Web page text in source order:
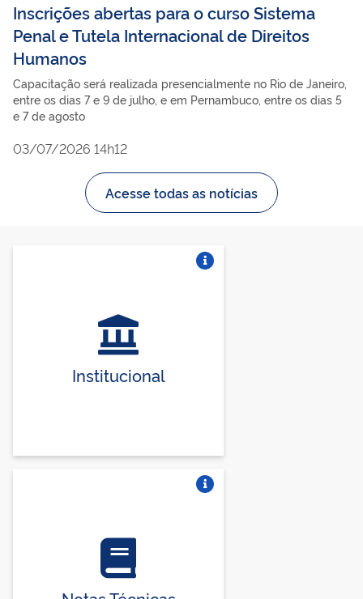
Inscrições abertas para o curso Sistema
Penal e Tutela Internacional de Direitos
Humanos
Capacitação será realizada presencialmente no Rio de Janeiro,
entre os dias 7 e 9 de julho, e em Pernambuco, entre os dias 5
e 7 de agosto
03/07/2026 14h12
Acesse todas as notícias
Institucional